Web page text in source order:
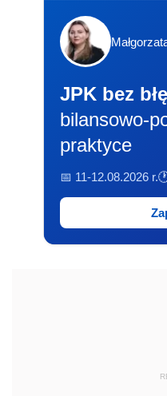
JPK bez
bilansowo-
praktyce
📅 11-12.08.2026 r.